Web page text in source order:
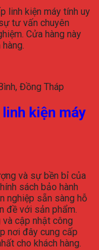
linh kiện máy tính uy
tư vấn chuyên
Cửa hàng này
Đồng Tháp
linh kiện máy
và sự bền bỉ của
sách bảo hành
nghiệp sẵn sàng hỗ
đề với sản phẩm.
và cập nhật công
nơi đây cung cấp
cho khách hàng.